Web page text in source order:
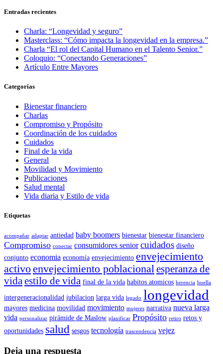
Entradas recientes
Charla: “Longevidad y seguro”
Masterclass: “Cómo impacta la longevidad en la empresa.”
Charla “El rol del Capital Humano en el Talento Senior.”
Coloquio: “Conectando Generaciones”
Artículo Entre Mayores
Categorías
Bienestar financiero
Charlas
Compromiso y Propósito
Coordinación de los cuidados
Cuidados
Final de la vida
General
Movilidad y Movimiento
Publicaciones
Salud mental
Vida diaria y Estilo de vida
Etiquetas
acompañar adaptar antiedad baby boomers bienestar bienestar financiero
Compromiso conectar consumidores senior cuidados diseño
conjunto economia economía envejecimiento envejecimiento
activoenvejecimiento poblacionalesperanza de
vida estilo de vida final de la vida habitos atomicos herencia huella
intergeneracionalidad jubilacion larga vida legado longevidad
mayores medicina movilidad movimiento mujeres narrativa nueva larga
vida personalizar pirámide de Maslow planificar Propósito retiro retos y
oportunidades salud sesgos tecnología trascendencia vejez
Deja una respuesta